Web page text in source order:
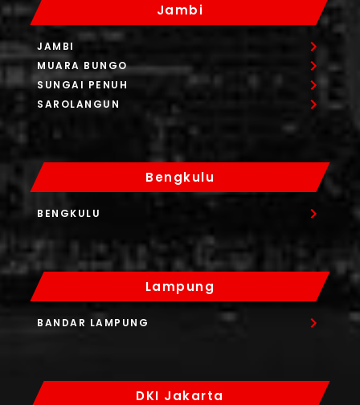
Jambi
JAMBI
MUARA BUNGO
SUNGAI PENUH
SAROLANGUN
Bengkulu
BENGKULU
Lampung
BANDAR LAMPUNG
DKI Jakarta